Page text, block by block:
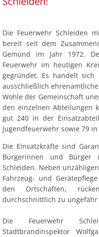
Die Feuerwehr Schleiden
bereit seit dem
Gemünd im Jahr 1972.
Feuerwehr im heutigen
gegründet. Es handelt
ausschließlich
Wohle der Gemeinschaft
den einzelnen Abteilungen
gut 240 in der
Jugendfeuerwehr sowie 79
Die Einsatzkräfte sind
Bürgerinnen und
Schleiden. Neben
Fahrzeug- und
den Ortschaften,
durchschnittlich zu ungefähr
Die Feuerwehr
Stadtbrandinspektor